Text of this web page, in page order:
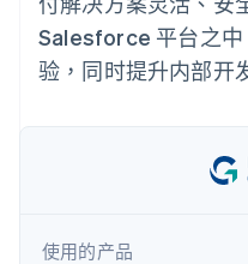
更多
Product roadmap
了解未来规划
媒体与娱
非营利组
专业服务
公共部门
成为
Salesforce 平台之
验，同时提升内部开
使用的产品